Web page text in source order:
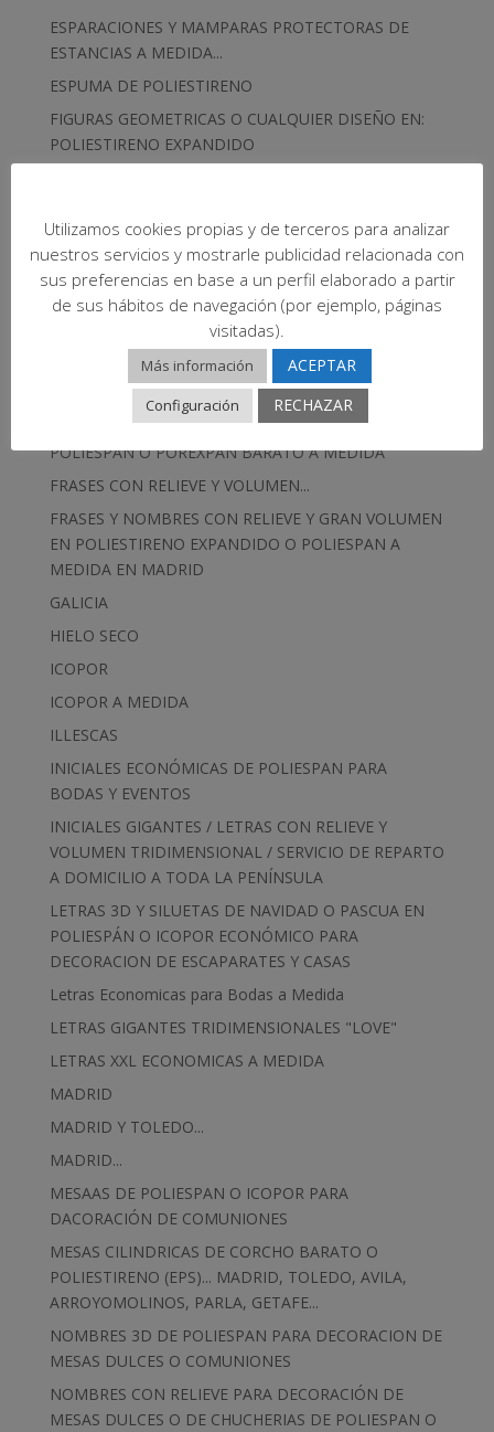
ESPARACIONES Y MAMPARAS PROTECTORAS DE
ESTANCIAS A MEDIDA...
ESPUMA DE POLIESTIRENO
FIGURAS GEOMETRICAS O CUALQUIER DISEÑO EN:
POLIESTIRENO EXPANDIDO
FOREXPAN
FOREXPAN EN BRUTO Y A MEDIDA ( CORCHO
Formas de Poliespan
FORMAS Y DISEÑOS TRIDIMENSIONALES /
MECANIZADOS A MEDIDA 3D / TODO CON (EPS) /
POLIESPÁN O POREXPÁN BARATO A MEDIDA
FRASES CON RELIEVE Y VOLUMEN...
FRASES Y NOMBRES CON RELIEVE Y GRAN VOLUMEN
EN POLIESTIRENO EXPANDIDO O POLIESPAN A
MEDIDA EN MADRID
GALICIA
HIELO SECO
ICOPOR
ICOPOR A MEDIDA
ILLESCAS
INICIALES ECONÓMICAS DE POLIESPAN PARA
BODAS Y EVENTOS
INICIALES GIGANTES / LETRAS CON RELIEVE Y
VOLUMEN TRIDIMENSIONAL / SERVICIO DE REPARTO
A DOMICILIO A TODA LA PENÍNSULA
LETRAS 3D Y SILUETAS DE NAVIDAD O PASCUA EN
POLIESPÁN O ICOPOR ECONÓMICO PARA
DECORACION DE ESCAPARATES Y CASAS
Letras Economicas para Bodas a Medida
LETRAS GIGANTES TRIDIMENSIONALES "LOVE"
LETRAS XXL ECONOMICAS A MEDIDA
MADRID
MADRID Y TOLEDO...
MADRID...
MESAAS DE POLIESPAN O ICOPOR PARA
DACORACIÓN DE COMUNIONES
MESAS CILINDRICAS DE CORCHO BARATO O
POLIESTIRENO (EPS)... MADRID, TOLEDO, AVILA,
ARROYOMOLINOS, PARLA, GETAFE...
NOMBRES 3D DE POLIESPAN PARA DECORACION DE
MESAS DULCES O COMUNIONES
NOMBRES CON RELIEVE PARA DECORACIÓN DE
MESAS DULCES O DE CHUCHERIAS DE POLIESPAN O
Utilizamos cookies propias y de terceros para analizar
nuestros servicios y mostrarle publicidad relacionada con
sus preferencias en base a un perfil elaborado a partir
de sus hábitos de navegación (por ejemplo, páginas
visitadas).
Más información ACEPTAR
Configuración RECHAZAR